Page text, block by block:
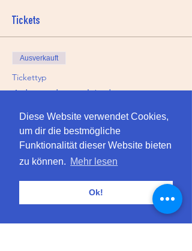
Diese Website verwendet Cookies,
um dir die bestmögliche
Funktionalität dieser Website bieten
zu können. Mehr lesen
Ok!
Tickets
Ausverkauft
Tickettyp
Adventskranz binden
Mehr Infos
Preis
149,00 CHF
Diese Veranstaltung ist ausverkauft